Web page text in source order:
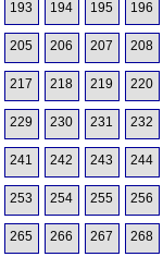
193 194 195 196
205 206 207 208
217 218 219 220
229 230 231 232
241 242 243 244
253 254 255 256
265 266 267 268